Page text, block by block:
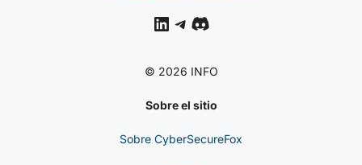
LinkedIn
Telegram
Discord
© 2026 INFO
Sobre el sitio
Sobre CyberSecureFox